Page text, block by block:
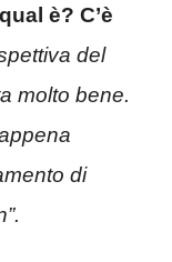
è? C’è
del
molto bene.
di